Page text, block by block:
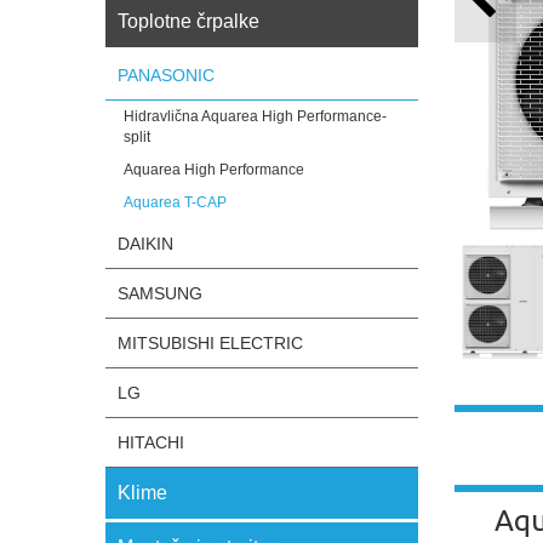
Toplotne črpalke
PANASONIC
Hidravlična Aquarea High Performance-
split
Aquarea High Performance
Aquarea T-CAP
DAIKIN
SAMSUNG
MITSUBISHI ELECTRIC
LG
HITACHI
Klime